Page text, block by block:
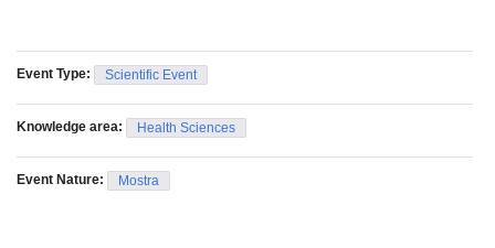
Event Type: Scientific Event
Knowledge area: Health Sciences
Event Nature: Mostra